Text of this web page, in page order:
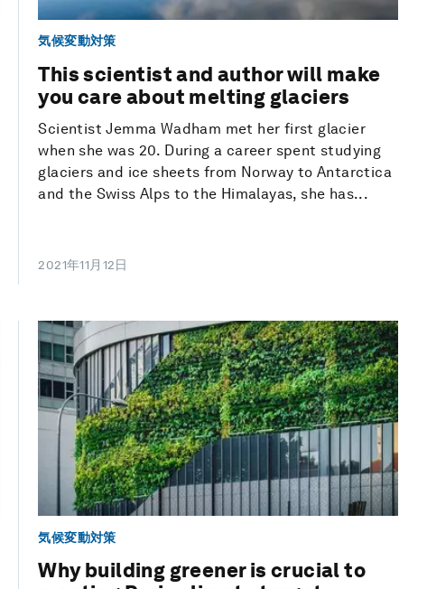
気候変動対策
This scientist and author will make
you care about melting glaciers
Scientist Jemma Wadham met her first glacier
when she was 20. During a career spent studying
glaciers and ice sheets from Norway to Antarctica
and the Swiss Alps to the Himalayas, she has...
2021年11月12日
気候変動対策
Why building greener is crucial to